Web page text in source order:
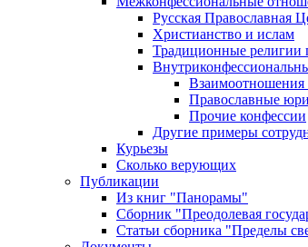
Русская Православная
Христианство и ислам
Традиционные религии
Взаимоотношения
Православные
Прочие конфессии
Другие примеры
Курьезы
Сколько верующих
Публикации
Из книг "Панорамы"
Сборник "Преодолевая
Статьи сборника "Пределы